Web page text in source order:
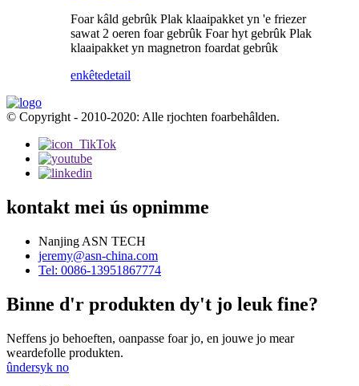
Foar kâld gebrûk Plak klaaipakket yn 'e friezer
sawat 2 oeren foar gebrûk Foar hyt gebrûk Plak
klaaipakket yn magnetron foardat gebrûk
enkêtedetail
© Copyright - 2010-2020: Alle rjochten foarbehâlden.
kontakt mei ús opnimme
Nanjing ASN TECH
jeremy@asn-china.com
Tel: 0086-13951867774
Binne d'r produkten dy't jo leuk fine?
Neffens jo behoeften, oanpasse foar jo, en jouwe jo mear
weardefolle produkten.
ûndersyk no